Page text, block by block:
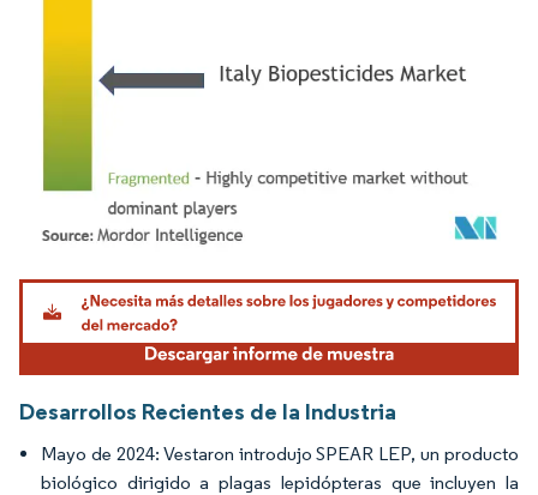
Imagen © Mordor Intelligence. El uso requiere atribución según CC BY 4.0.
Desarrollos Recientes de la Industria
Mayo de 2024: Vestaron introdujo SPEAR LEP, un producto
biológico dirigido a plagas lepidópteras que incluyen la